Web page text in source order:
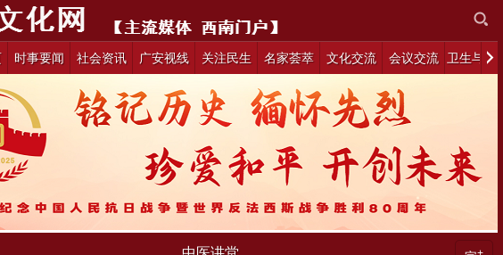
时事要闻 社会资讯 广安视线 关注民生 名家荟萃 文化交流 会议交流 卫生与健康